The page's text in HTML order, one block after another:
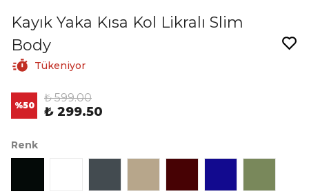
Kayık Yaka Kısa Kol Likralı Slim
Body
Tükeniyor
%50
₺ 599.00
₺ 299.50
Renk